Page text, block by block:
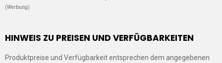
(Werbung)
HINWEIS ZU PREISEN UND VERFÜGBARKEITEN
Produktpreise und Verfügbarkeit entsprechen dem angegebenen